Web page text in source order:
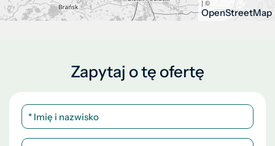
| ©
OpenStreetMap
Zapytaj o tę ofertę